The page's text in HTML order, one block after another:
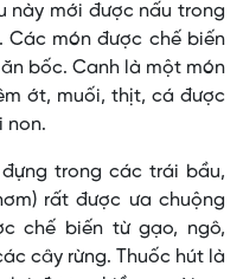
này mới được nấu trong
món được chế biến
bốc. Canh là một món
ớt, muối, thịt, cá được
non.
trong các trái bầu,
rất được ưa chuộng
chế biến từ gạo, ngô,
cây rừng. Thuốc hút là